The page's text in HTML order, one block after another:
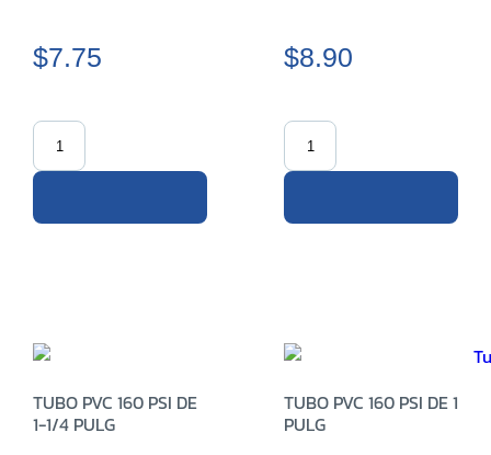
$7.75 $8.90
TUBO PVC 160 PSI DE
1-1/4 PULG
TUBO PVC 160 PSI DE 1
PULG